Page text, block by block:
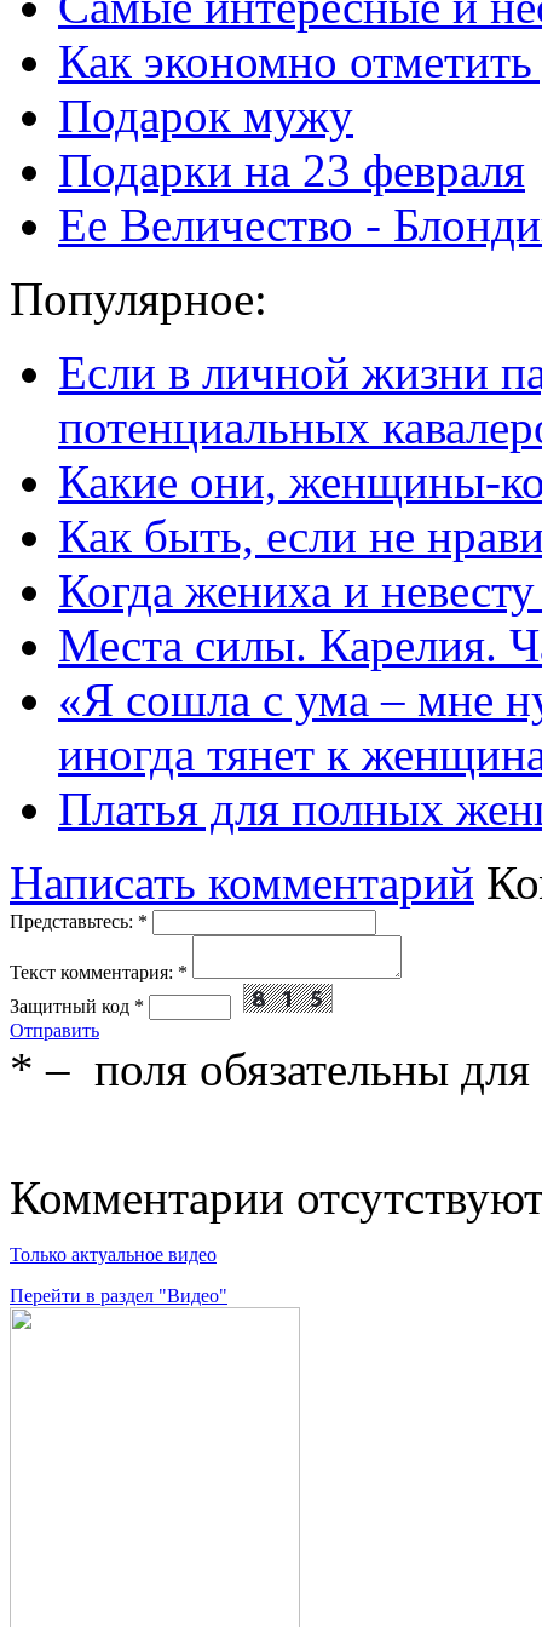
Как экономно
Подарок мужу
Подарки на 23 февраля
Ее Величество -
Популярное:
Если в личной жизни
потенциальных
Какие они, женщины-
Как быть, если не
Когда жениха и
Места силы. Карелия.
«Я сошла с ума – мне
иногда тянет к
Платья для полных
Написать комментарий
Представьтесь: *
Текст комментария: *
Защитный код *
Отправить
* – поля обязательны для
Комментарии
Только актуальное видео
Перейти в раздел "Видео"